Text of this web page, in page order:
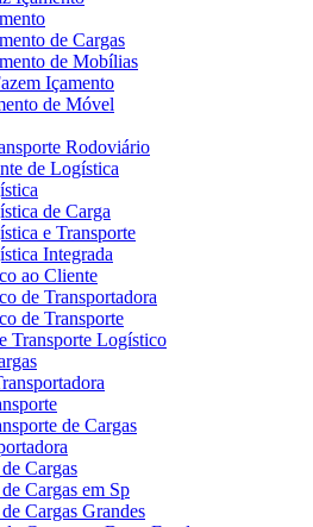
de Cargas
de Mobílias
Içamento
de Móvel
Rodoviário
de Logística
de Carga
e Transporte
Integrada
ao Cliente
de Transportadora
de Transporte
Transporte Logístico
de Cargas
Cargas
Cargas em Sp
Cargas Grandes